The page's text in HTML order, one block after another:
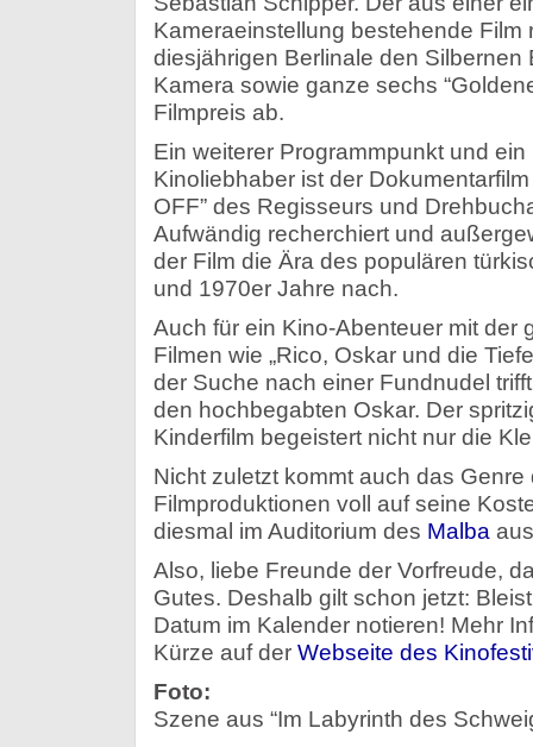
Kameraeinstellung bestehende Film
diesjährigen Berlinale den Silbernen
Kamera sowie ganze sechs
Filmpreis ab.
Ein weiterer Programmpunkt und ein
Kinoliebhaber ist der
OFF” des Regisseurs und
Aufwändig recherchiert und
der Film die Ära des populären
und 1970er Jahre nach.
Auch für ein Kino-Abenteuer mit der
Filmen wie „Rico, Oskar und die
der Suche nach einer Fundnudel
den hochbegabten Oskar. Der
Kinderfilm begeistert nicht nur die
Nicht zuletzt kommt auch das Genre
Filmproduktionen voll auf seine
diesmal im Auditorium des Malba
Also, liebe Freunde der Vorfreude,
Gutes. Deshalb gilt schon jetzt:
Datum im Kalender notieren! Mehr
Kürze auf der Webseite des
Foto:
Szene aus “Im Labyrinth des